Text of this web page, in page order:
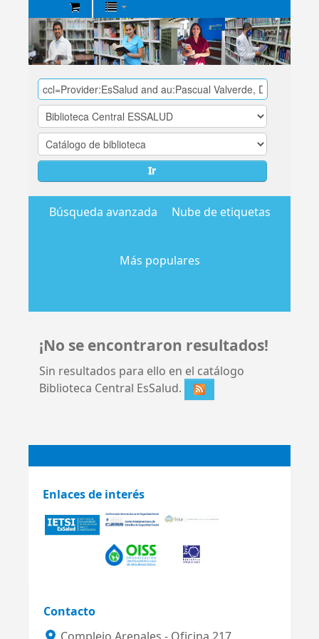
Biblioteca
Central
EsSalud
Ir
Búsqueda avanzada Nube de etiquetas
Más populares
¡No se encontraron resultados!
Sin resultados para ello en el catálogo
Biblioteca Central EsSalud.
Enlaces de interés
Contacto